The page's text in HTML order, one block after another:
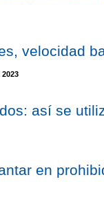
velocidad
2023
así se
en